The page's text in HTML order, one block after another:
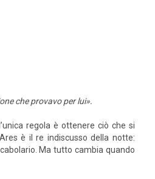
che provavo per lui».
regola è ottenere ciò che si
è il re indiscusso della notte:
Ma tutto cambia quando